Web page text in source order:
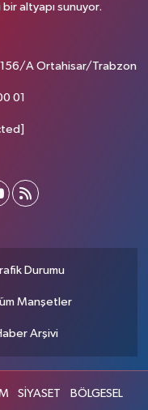
altyapı sunuyor.
A Ortahisar/Trabzon
01
Durumu
Manşetler
Arşivi
SİYASET
BÖLGESEL